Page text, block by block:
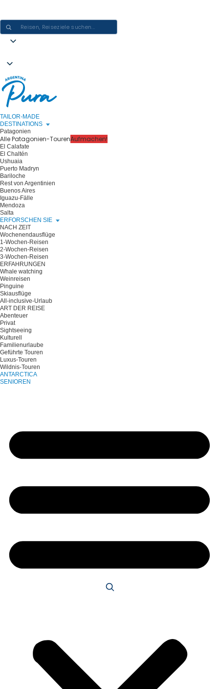
TAILOR-MADE
DESTINATIONS
Patagonien
Alle Patagonien-TourenAufmachen!
El Calafate
El Chaltén
Ushuaia
Puerto Madryn
Bariloche
Rest von Argentinien
Buenos Aires
Iguazu-Fälle
Mendoza
Salta
ERFORSCHEN SIE
NACH ZEIT
Wochenendausflüge
1-Wochen-Reisen
2-Wochen-Reisen
3-Wochen-Reisen
ERFAHRUNGEN
Whale watching
Weinreisen
Pinguine
Skiausflüge
All-inclusive-Urlaub
ART DER REISE
Abenteuer
Privat
Sightseeing
Kulturell
Familienurlaube
Geführte Touren
Luxus-Touren
Wildnis-Touren
ANTARCTICA
SENIOREN